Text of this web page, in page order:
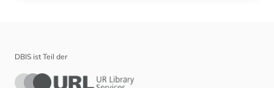
DBIS ist Teil der